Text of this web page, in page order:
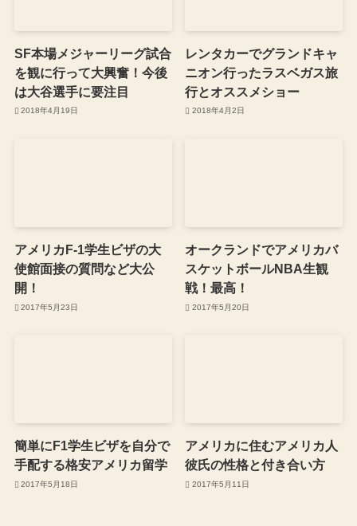
SF本場メジャーリーグ試合
を観に行って大興奮！今後
は大谷選手に要注目
2018年4月19日
レンタカーでグランドキャ
ニオン行ったラスベガス旅
行とオススメショー
2018年4月2日
アメリカF-1学生ビザの大
使館面接の質問など大公
開！
2017年5月23日
オークランドでアメリカバ
スケットボールNBA生観
戦！最高！
2017年5月20日
簡単にF1学生ビザを自分で
手配する格安アメリカ留学
2017年5月18日
アメリカに住むアメリカ人
彼氏の性格と付き合い方
2017年5月11日